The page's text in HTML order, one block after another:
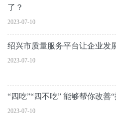
了？
2023-07-10
绍兴市质量服务平台让企业发
2023-07-10
“四吃”“四不吃” 能够帮你改善
2023-07-10